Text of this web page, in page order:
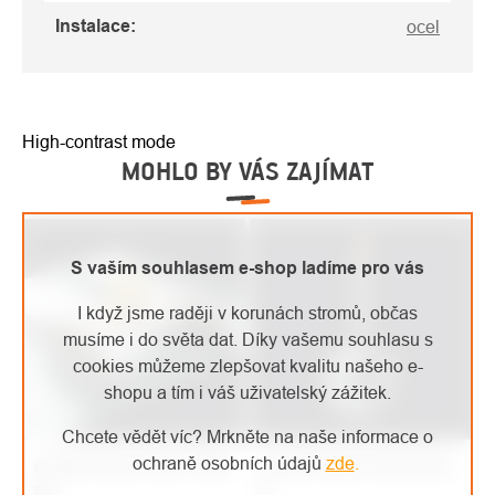
S vaším souhlasem e-shop ladíme pro vás
I když jsme raději v korunách stromů, občas
musíme i do světa dat. Díky vašemu souhlasu s
cookies můžeme zlepšovat kvalitu našeho e-
shopu a tím i váš uživatelský zážitek.
Chcete vědět víc? Mrkněte na naše informace o
ochraně osobních údajů zde.
Instalace: ocel
High-contrast mode
MOHLO BY VÁS ZAJÍMAT
ACCEN kotvicí bod TRAX
ACCEN kotvicí bod AXIS